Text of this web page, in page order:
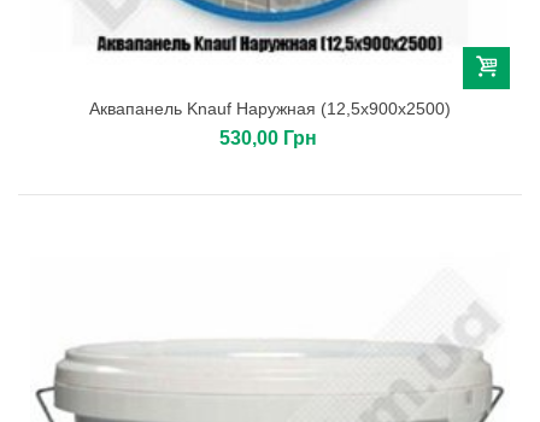
Аквапанель Knauf Наружная (12,5х900х2500)
530,00 Грн